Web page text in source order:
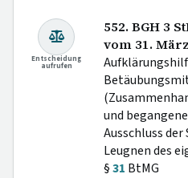
Entscheidung
aufrufen
552. BGH 3
vom 31.
und
Ausschluss
Leugnen des
§31 BtMG